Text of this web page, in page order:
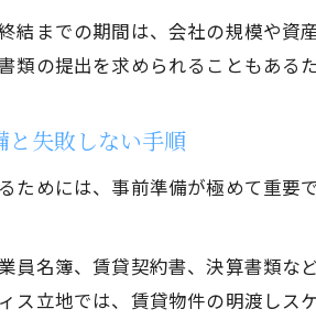
結までの期間は、会社の規模や
類の提出を求められることもある
と失敗しない手順
ためには、事前準備が極めて重要
員名簿、賃貸契約書、決算書類
ス立地では、賃貸物件の明渡しス